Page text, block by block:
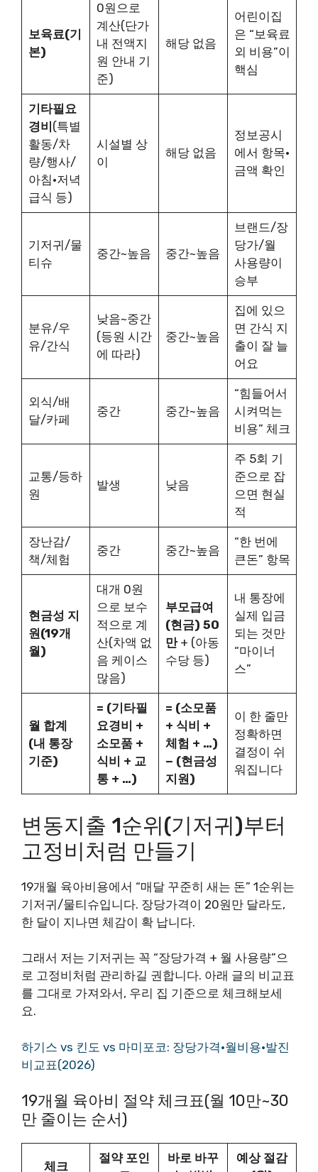
보육료(기
본)
0원으로
계산(단가
내 전액지
원 안내 기
준)
해당 없음
어린이집
은 “보육료
외 비용”이
핵심
기타필요
경비 (특별
활동/차
량/행사/
아침·저녁
급식 등)
시설별 상
이
해당 없음
정보공시
에서 항목·
금액 확인
기저귀/물
티슈
중간~높음 중간~높음
브랜드/장
당가/월
사용량이
승부
분유/우
유/간식
낮음~중간
(등원 시간
에 따라)
중간~높음
집에 있으
면 간식 지
출이 잘 늘
어요
외식/배
달/카페
중간 중간~높음
“힘들어서
시켜먹는
비용” 체크
교통/등하
원
발생 낮음
주 5회 기
준으로 잡
으면 현실
적
장난감/
책/체험
중간 중간~높음
“한 번에
큰돈” 항목
현금성 지
원(19개
월)
대개 0원
으로 보수
적으로 계
산(차액 없
음 케이스
많음)
부모급여
(현금) 50
만+ (아동
수당 등)
내 통장에
실제 입금
되는 것만
“마이너
스”
월 합계
(내 통장
기준)
= (기타필
요경비 +
소모품 +
식비 + 교
통 + …)
= (소모품
+ 식비 +
체험 + …)
− (현금성
지원)
이 한 줄만
정확하면
결정이 쉬
워집니다
변동지출 1순위(기저귀)부터
고정비처럼 만들기
19개월 육아비용에서 “매달 꾸준히 새는 돈” 1순위는
기저귀/물티슈입니다. 장당가격이 20원만 달라도,
한 달이 지나면 체감이 확 납니다.
그래서 저는 기저귀는 꼭 “장당가격 + 월 사용량”으
로 고정비처럼 관리하길 권합니다. 아래 글의 비교표
를 그대로 가져와서, 우리 집 기준으로 체크해보세
요.
하기스 vs 킨도 vs 마미포코: 장당가격·월비용·발진
비교표(2026)
19개월 육아비 절약 체크표(월 10만~30
만 줄이는 순서)
체크
절약 포인
바로 바꾸
예상 절감